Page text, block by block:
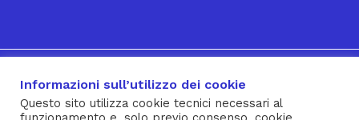
Iscriviti alla Newsletter
Informazioni sull’utilizzo dei cookie
Questo sito utilizza cookie tecnici necessari al